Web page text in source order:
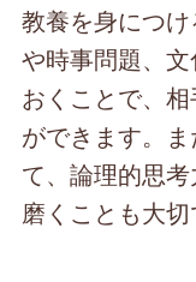
教養を身につ
や時事問題、
おくことで、
ができます。
て、論理的思
磨くことも大切